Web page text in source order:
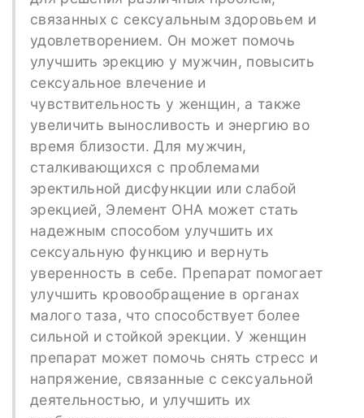
связанных с сексуальным здоровьем и
удовлетворением. Он может помочь
улучшить эрекцию у мужчин, повысить
сексуальное влечение и
чувствительность у женщин, а также
увеличить выносливость и энергию во
время близости. Для мужчин,
сталкивающихся с проблемами
эректильной дисфункции или слабой
эрекцией, Элемент ОНА может стать
надежным способом улучшить их
сексуальную функцию и вернуть
уверенность в себе. Препарат помогает
улучшить кровообращение в органах
малого таза, что способствует более
сильной и стойкой эрекции. У женщин
препарат может помочь снять стресс и
напряжение, связанные с сексуальной
деятельностью, и улучшить их